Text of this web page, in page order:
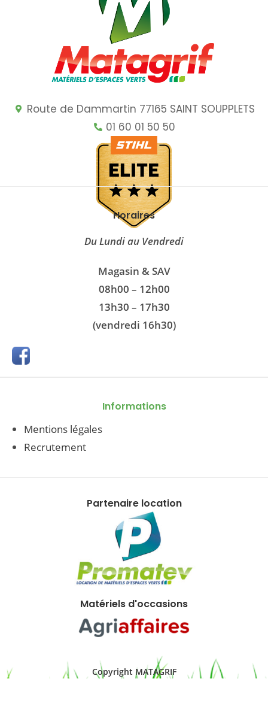
Route de Dammartin 77165 SAINT SOUPPLETS
01 60 01 50 50
Horaires
Du Lundi au Vendredi
Magasin & SAV
08h00 – 12h00
13h30 – 17h30
(vendredi 16h30)
Informations
Mentions légales
Recrutement
Partenaire location
Matériels d'occasions
Copyright MATAGRIF